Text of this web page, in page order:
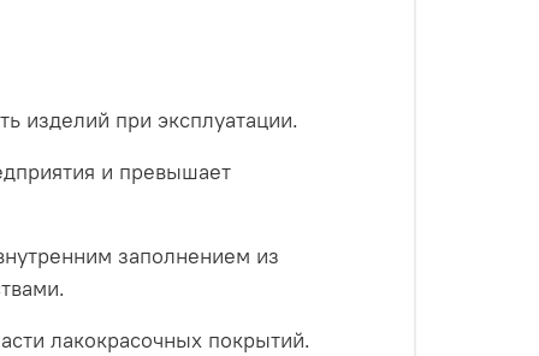
изделий при эксплуатации.
и превышает
заполнением из
лакокрасочных покрытий.